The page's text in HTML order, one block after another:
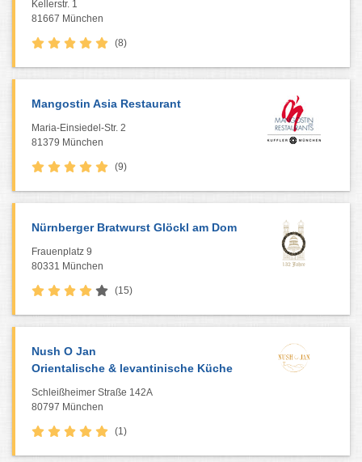
Kellerstr. 1
81667 München
(8)
Mangostin Asia Restaurant
Maria-Einsiedel-Str. 2
81379 München
(9)
Nürnberger Bratwurst Glöckl am Dom
Frauenplatz 9
80331 München
(15)
Nush O Jan
Orientalische & levantinische Küche
Schleißheimer Straße 142A
80797 München
(1)